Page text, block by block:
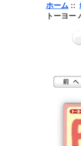
ホーム ::
トーヨー